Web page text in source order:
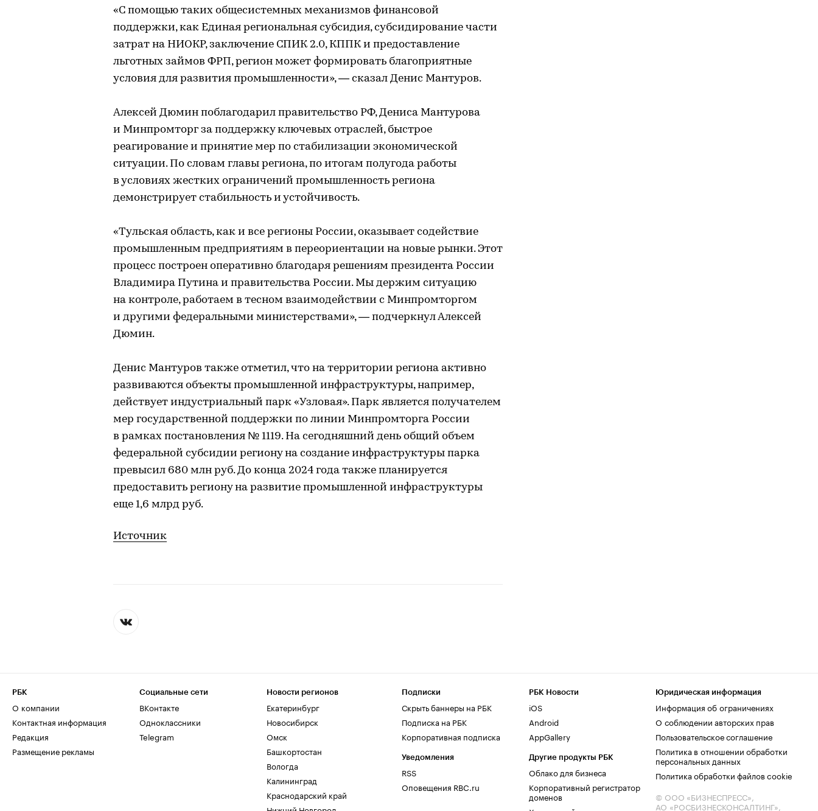
«С помощью таких общесистемных механизмов финансовой
поддержки, как Единая региональная субсидия, субсидирование части
затрат на НИОКР, заключение СПИК 2.0, КППК и предоставление
льготных займов ФРП, регион может формировать благоприятные
условия для развития промышленности», — сказал Денис Мантуров.
Алексей Дюмин поблагодарил правительство РФ, Дениса Мантурова
и Минпромторг за поддержку ключевых отраслей, быстрое
реагирование и принятие мер по стабилизации экономической
ситуации. По словам главы региона, по итогам полугода работы
в условиях жестких ограничений промышленность региона
демонстрирует стабильность и устойчивость.
«Тульская область, как и все регионы России, оказывает содействие
промышленным предприятиям в переориентации на новые рынки. Этот
процесс построен оперативно благодаря решениям президента России
Владимира Путина и правительства России. Мы держим ситуацию
на контроле, работаем в тесном взаимодействии с Минпромторгом
и другими федеральными министерствами», — подчеркнул Алексей
Дюмин.
Денис Мантуров также отметил, что на территории региона активно
развиваются объекты промышленной инфраструктуры, например,
действует индустриальный парк «Узловая». Парк является получателем
мер государственной поддержки по линии Минпромторга России
в рамках постановления № 1119. На сегодняшний день общий объем
федеральной субсидии региону на создание инфраструктуры парка
превысил 680 млн руб. До конца 2024 года также планируется
предоставить региону на развитие промышленной инфраструктуры
еще 1,6 млрд руб.
Источник
РБК
О компании
Контактная информация
Редакция
Размещение рекламы
Социальные сети
ВКонтакте
Одноклассники
Telegram
Новости регионов
Екатеринбург
Новосибирск
Омск
Башкортостан
Вологда
Калининград
Краснодарский край
Подписки
Скрыть баннеры на РБК
Подписка на РБК
Корпоративная подписка
Уведомления
RSS
Оповещения RBC.ru
РБК Новости
iOS
Android
AppGallery
Другие продукты РБК
Облако для бизнеса
Корпоративный регистратор
доменов
Юридическая информация
Информация об ограничениях
О соблюдении авторских прав
Пользовательское соглашение
Политика в отношении обработки
персональных данных
Политика обработки файлов cookie
© ООО «БИЗНЕСПРЕСС»,
АО «РОСБИЗНЕСКОНСАЛТИНГ»,